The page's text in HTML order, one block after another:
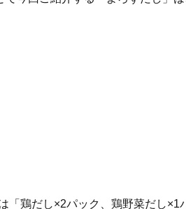
鶏だし×2パック、鶏野菜だし×1